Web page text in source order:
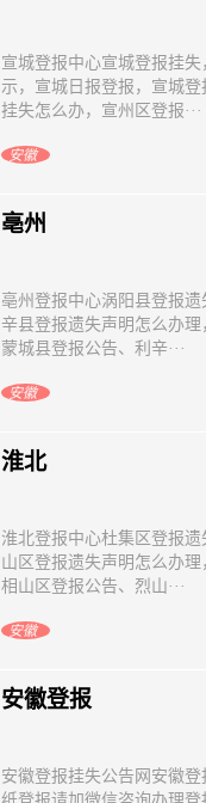
宣城登报中心宣城登报挂
示，宣城日报登报，宣城
挂失怎么办，宣州区登报···
安徽
亳州
亳州登报中心涡阳县登报
辛县登报遗失声明怎么办
蒙城县登报公告、利辛···
安徽
淮北
淮北登报中心杜集区登报
山区登报遗失声明怎么办
相山区登报公告、烈山···
安徽
安徽登报
安徽登报挂失公告网安徽